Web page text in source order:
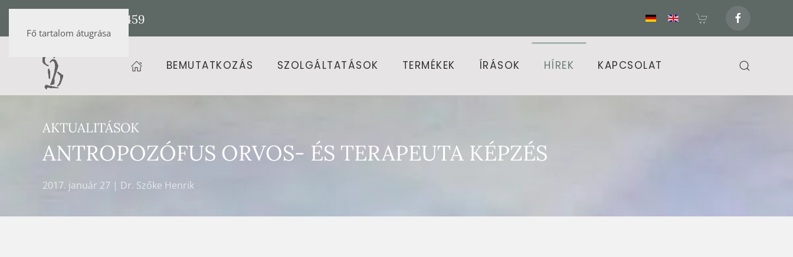
Fő tartalom átugrása
+36 20 472 9459
BEMUTATKOZÁS SZOLGÁLTATÁSOK TERMÉKEK ÍRÁSOK HÍREK KAPCSOLAT
AKTUALITÁSOK
ANTROPOZÓFUS ORVOS- ÉS TERAPEUTA KÉPZÉS
2017. január 27 | Dr. Szőke Henrik